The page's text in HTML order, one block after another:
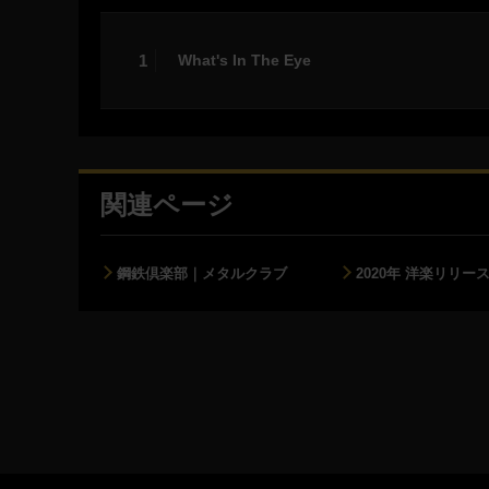
1 What's In The Eye
関連ページ
鋼鉄倶楽部｜メタルクラブ 2020年 洋楽リリー